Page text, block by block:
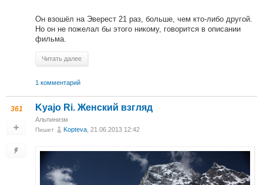
Он взошёл на Эверест 21 раз, больше, чем кто-либо другой.
Но он не пожелал бы этого никому, говорится в описании
фильма.
Читать далее
1 комментарий
361 Kyajo Ri. Женский взгляд
Альпинизм
Пишет Kopteva , 21.06.2013 12:42